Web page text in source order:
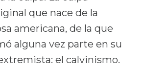
que nace de la
americana, de la que
alguna vez parte en su
el calvinismo.